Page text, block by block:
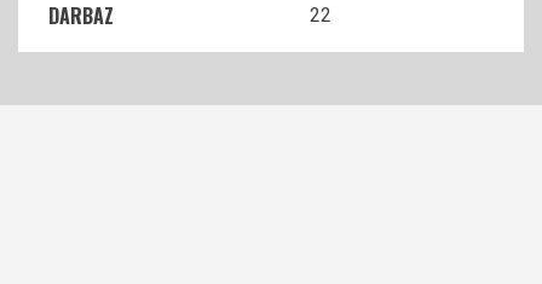
DARBAZ 22